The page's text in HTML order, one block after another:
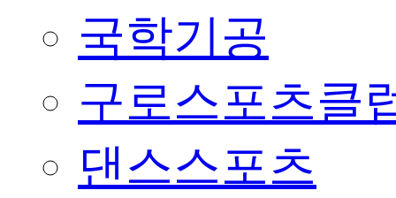
국학기공
구로스포츠클
댄스스포츠